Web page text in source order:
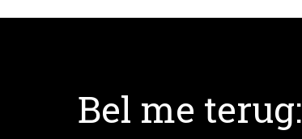
Bel me terug: